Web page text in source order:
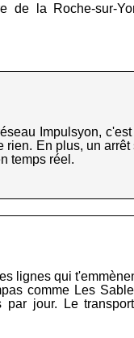
la Roche-sur-
Impulsyon,
En plus, un
temps réel.
lignes qui
comme Les
jour. Le